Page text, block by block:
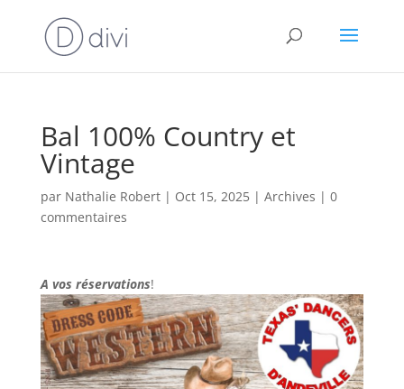
Bal 100% Country et
Vintage
par Nathalie Robert| Oct 15, 2025| Archives | 0
commentaires
A vos réservations!